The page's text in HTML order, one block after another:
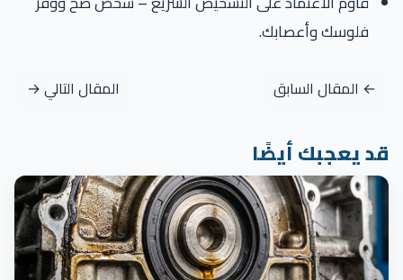
فلوسك وأعصابك.
← المقال السابق المقال التالي →
يعجبك أيضًا